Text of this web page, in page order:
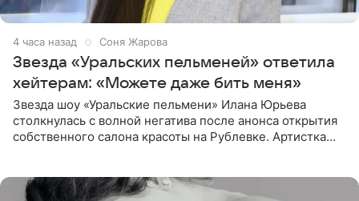
4 часа назад Соня Жарова
Звезда «Уральских пельменей» ответила
хейтерам: «Можете даже бить меня»
Звезда шоу «Уральские пельмени» Илана Юрьева
столкнулась с волной негатива после анонса открытия
собственного салона красоты на Рублевке. Артистка